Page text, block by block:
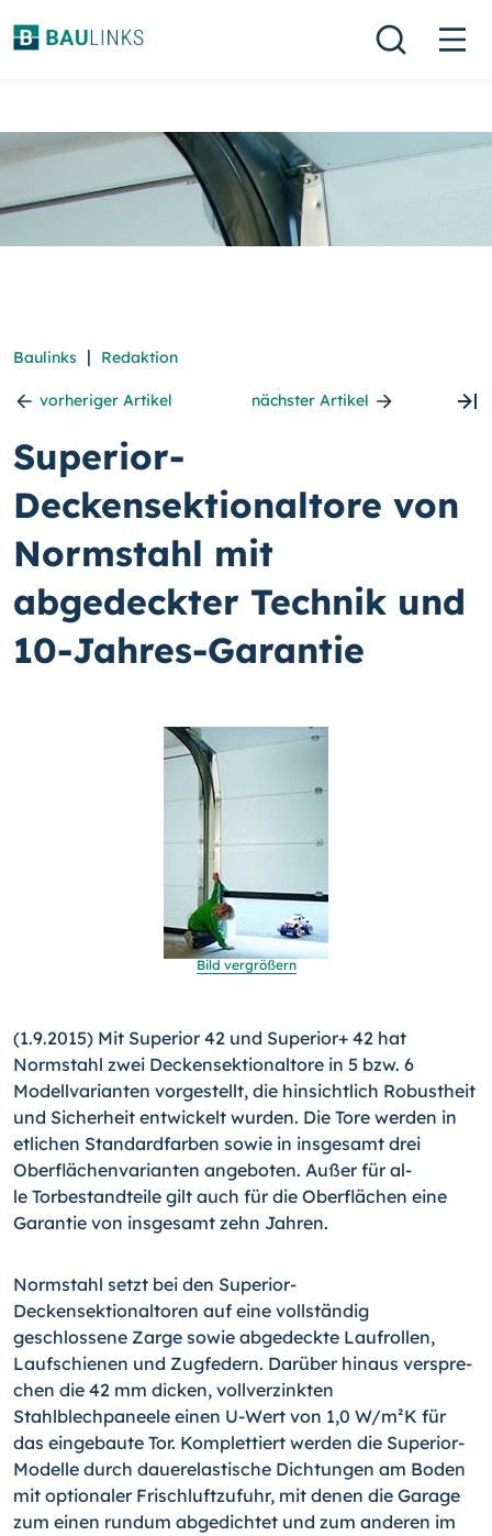
Baulinks | Redaktion
vorheriger Artikel nächster Artikel
Superior-
Deckensektionaltore von
Normstahl mit
abgedeckter Technik und
10-Jahres-Garantie
Bild vergrößern
(1.9.2015) Mit Superior 42 und Superior+ 42 hat
Normstahl zwei Deckensektionaltore in 5 bzw. 6
Modellvarianten vorge­stellt, die hinsichtlich Robustheit
und Sicherheit entwickelt wurden. Die Tore werden in
etlichen Standardfarben sowie in insgesamt drei
Oberflächenvarianten angeboten. Außer für al­
le Torbestandteile gilt auch für die Oberflächen eine
Garantie von insgesamt zehn Jahren.
Normstahl setzt bei den Superior-
Deckensektionaltoren auf eine vollständig
geschlossene Zarge sowie abgedeckte Lauf­rollen,
Laufschienen und Zugfedern. Darüber hinaus verspre­
chen die 42 mm dicken, vollverzinkten
Stahlblechpaneele ei­nen U-Wert von 1,0 W/m²K für
das eingebaute Tor. Komplet­tiert werden die Superior-
Modelle durch dauerelastische Dichtungen am Boden
mit op­tionaler Frischluftzufuhr, mit denen die Garage
zum einen rundum abgedichtet und zum anderen im